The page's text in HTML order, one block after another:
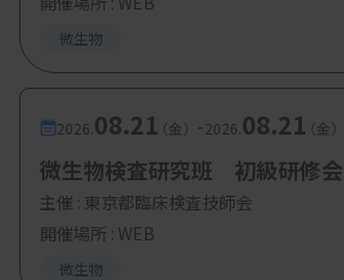
微生物
2026. 08.21（金） -2026. 08.21（金）
微生物検査研究班 初級研修会
主催 : 東京都臨床検査技師会
開催場所 : WEB
微生物